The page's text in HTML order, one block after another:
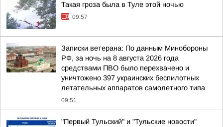
Такая гроза была в Туле этой ночью
09:57
Записки ветерана: По данным Минобороны
РФ, за ночь на 8 августа 2026 года
средствами ПВО было перехвачено и
уничтожено 397 украинских беспилотных
летательных аппаратов самолетного типа
09:51
"Первый Тульский" и "Тульские новости"